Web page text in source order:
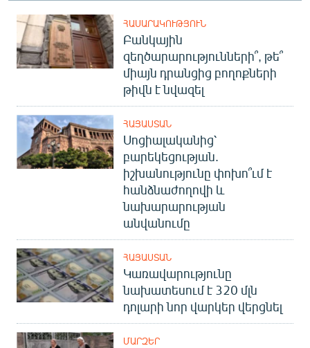
ՀԱՍԱՐԱԿՈՒԹՅՈՒՆ
Բանկային
զեղծարարությունների՞, թե՞
միայն դրանցից բողոքների
թիվն է նվազել
ՀԱՅԱՍՏԱՆ
Սոցիալականից՝
բարեկեցության.
իշխանությունը փոխո՞ւմ է
հանձնաժողովի և
նախարարության
անվանումը
ՀԱՅԱՍՏԱՆ
Կառավարությունը
նախատեսում է 320 մլն
դոլարի նոր վարկեր վերցնել
ՄԱՐԶԵՐ